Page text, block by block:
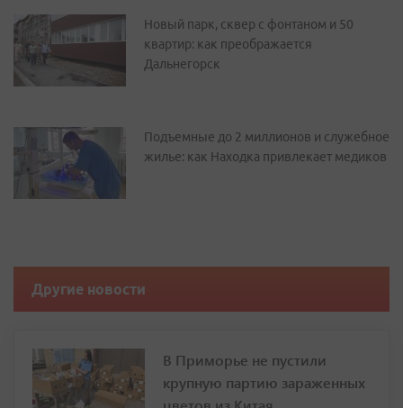
Новый парк, сквер с фонтаном и 50
квартир: как преображается
Дальнегорск
Подъемные до 2 миллионов и служебное
жилье: как Находка привлекает медиков
Другие новости
В Приморье не пустили
крупную партию зараженных